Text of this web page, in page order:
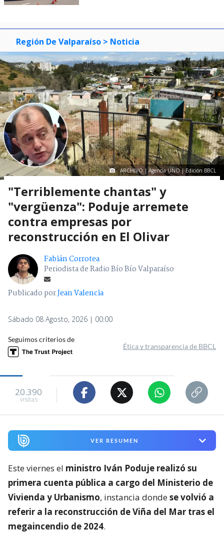
Región De Valparaíso > Noticia
ARCHIVO | Agencia UNO | Edición BBCL
"Terriblemente chantas" y
"vergüenza": Poduje arremete
contra empresas por
reconstrucción en El Olivar
Fabián Corrotea
Periodista de Radio Bío Bío Valparaíso
Publicado porJean Valencia
Sábado 08 Agosto, 2026 | 00:00
Seguimos criterios de
Ética y transparencia de BBCL
20.390
visitas
VER RESUMEN
Este viernes el ministro Iván Poduje realizó su
primera cuenta pública a cargo del Ministerio de
Vivienda y Urbanismo, instancia dondese volvió a
referir a la reconstrucción de Viña del Mar tras el
megaincendio de 2024.